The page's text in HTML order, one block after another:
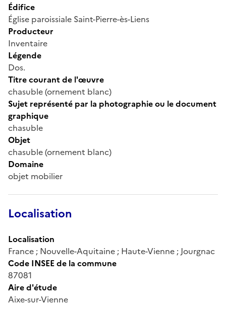
Édifice
Église paroissiale Saint-Pierre-ès-Liens
Producteur
Inventaire
Légende
Dos.
Titre courant de l'œuvre
chasuble (ornement blanc)
Sujet représenté par la photographie ou le document
graphique
chasuble
Objet
chasuble (ornement blanc)
Domaine
objet mobilier
Localisation
Localisation
France ; Nouvelle-Aquitaine ; Haute-Vienne ; Jourgnac
Code INSEE de la commune
87081
Aire d'étude
Aixe-sur-Vienne